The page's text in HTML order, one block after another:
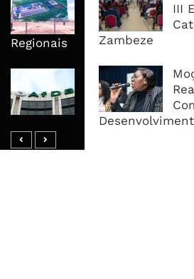
III
Zambeze
Moçambique No
Suficiência E
Regionais
AfDB Aprova
Acelera Ligação
Corredor Do